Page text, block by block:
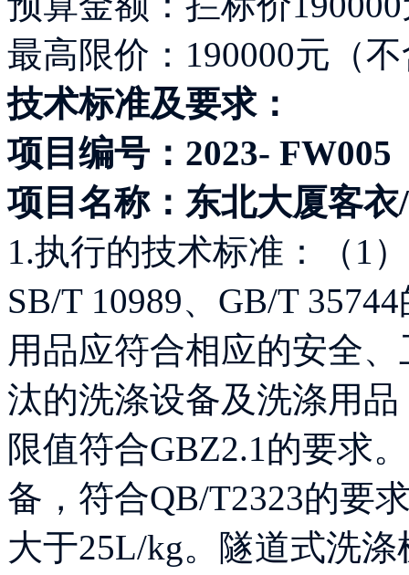
最高限价：190000元（
技术标准及要求：
项目编号：2023- FW005
项目名称：东北大厦客
1.执行的技术标准：（1
SB/T 10989、GB/T
用品应符合相应的安全
汰的洗涤设备及洗涤用
限值符合GBZ2.1的要求
备，符合QB/T2323的要
大于25L/kg。隧道式洗